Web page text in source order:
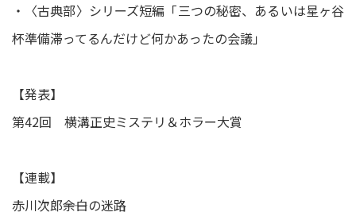
・〈古典部〉シリーズ短編「三つの秘密、あるいは星ヶ谷
杯準備滞ってるんだけど何かあったの会議」
【発表】
第42回 横溝正史ミステリ＆ホラー大賞
【連載】
赤川次郎――余白の迷路